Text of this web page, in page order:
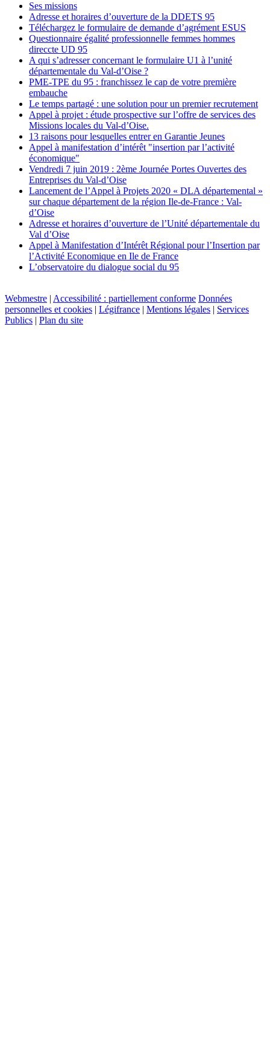
Ses missions
Adresse et horaires d’ouverture de la DDETS 95
Téléchargez le formulaire de demande d’agrément ESUS
Questionnaire égalité professionnelle femmes hommes
direccte UD 95
A qui s’adresser concernant le formulaire U1 à l’unité
départementale du Val-d’Oise ?
PME-TPE du 95 : franchissez le cap de votre première
embauche
Le temps partagé : une solution pour un premier recrutement
Appel à projet : étude prospective sur l’offre de services des
Missions locales du Val-d’Oise.
13 raisons pour lesquelles entrer en Garantie Jeunes
Appel à manifestation d’intérêt "insertion par l’activité
économique"
Vendredi 7 juin 2019 : 2ème Journée Portes Ouvertes des
Entreprises du Val-d’Oise
Lancement de l’Appel à Projets 2020 « DLA départemental »
sur chaque département de la région Ile-de-France : Val-
d’Oise
Adresse et horaires d’ouverture de l’Unité départementale du
Val d’Oise
Appel à Manifestation d’Intérêt Régional pour l’Insertion par
l’Activité Economique en Ile de France
L’observatoire du dialogue social du 95
Webmestre | Accessibilité : partiellement conforme Données
personnelles et cookies | Légifrance | Mentions légales | Services
Publics | Plan du site